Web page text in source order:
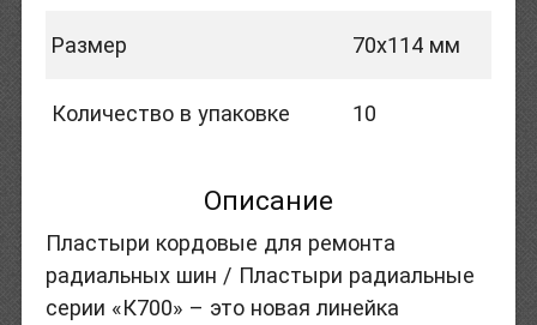
Размер 70х114 мм
Количество в упаковке 10
Описание
Пластыри кордовые для ремонта
радиальных шин / Пластыри радиальные
серии «К700» – это новая линейка